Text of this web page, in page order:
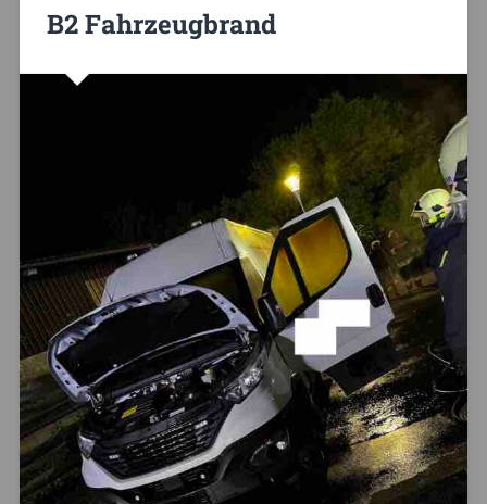
B2 Fahrzeugbrand